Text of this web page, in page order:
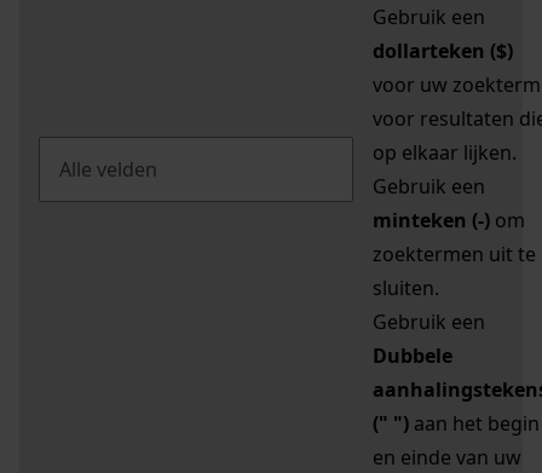
Gebruik een
dollarteken ($)
voor uw zoekterm
voor resultaten
op elkaar lijken.
Gebruik een
minteken (-) om
zoektermen uit te
sluiten.
Gebruik een
Dubbele
(" ") aan het begin
en einde van uw